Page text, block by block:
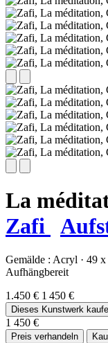
La
Zafi
Gemälde : Acryl · 49 x
Aufhängbereit
1.450 € 1 450 €
Dieses Kunstwerk
1 450 €
Preis verhandeln